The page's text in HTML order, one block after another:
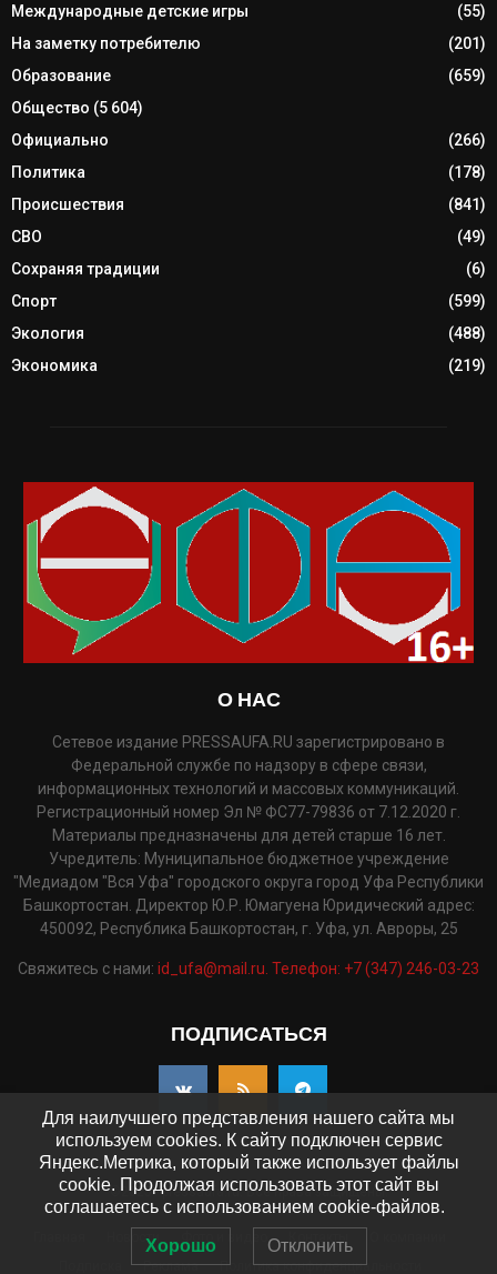
Международные детские игры
(55)
На заметку потребителю
(201)
Образование
(659)
Общество (5 604)
Официально
(266)
Политика
(178)
Происшествия
(841)
СВО
(49)
Сохраняя традиции
(6)
Спорт
(599)
Экология
(488)
Экономика
(219)
О НАС
Сетевое издание PRESSAUFA.RU зарегистрировано в
Федеральной службе по надзору в сфере связи,
информационных технологий и массовых коммуникаций.
Регистрационный номер Эл № ФС77-79836 от 7.12.2020 г.
Материалы предназначены для детей старше 16 лет.
Учредитель: Муниципальное бюджетное учреждение
"Медиадом "Вся Уфа" городского округа город Уфа Республики
Башкортостан. Директор Ю.Р. Юмагуена Юридический адрес:
450092, Республика Башкортостан, г. Уфа, ул. Авроры, 25
Свяжитесь с нами: id_ufa@mail.ru. Телефон: +7 (347) 246-03-23
ПОДПИСАТЬСЯ
©2025 - pressaufa.ru. Все права защищены.
Новости
Реклама Политика конфиденциальности
Для наилучшего представления нашего сайта мы
используем cookies. К сайту подключен сервис
Яндекс.Метрика, который также использует файлы
cookie. Продолжая использовать этот сайт вы
соглашаетесь с использованием cookie-файлов.
Хорошо Отклонить